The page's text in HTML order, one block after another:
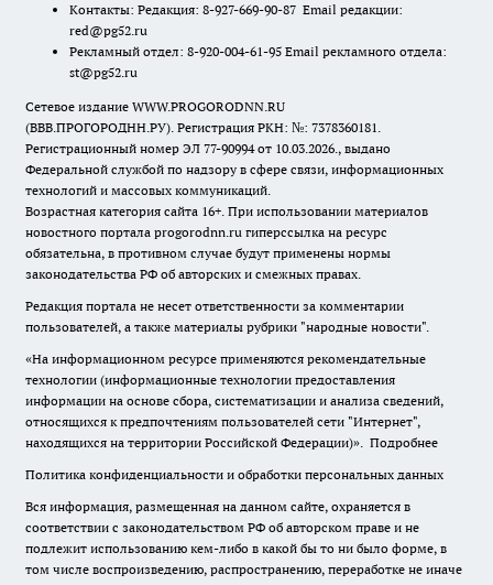
Контакты: Редакция: 8-927-669-90-87 Email редакции:
red@pg52.ru
Рекламный отдел: 8-920-004-61-95 Email рекламного отдела:
st@pg52.ru
Сетевое издание WWW.PROGORODNN.RU
(ВВВ.ПРОГОРОДНН.РУ). Регистрация РКН: №: 7378360181.
Регистрационный номер ЭЛ 77-90994 от 10.03.2026., выдано
Федеральной службой по надзору в сфере связи, информационных
технологий и массовых коммуникаций.
Возрастная категория сайта 16+. При использовании материалов
новостного портала progorodnn.ru гиперссылка на ресурс
обязательна, в противном случае будут применены нормы
законодательства РФ об авторских и смежных правах.
Редакция портала не несет ответственности за комментарии
пользователей, а также материалы рубрики "народные новости".
«На информационном ресурсе применяются рекомендательные
технологии (информационные технологии предоставления
информации на основе сбора, систематизации и анализа сведений,
относящихся к предпочтениям пользователей сети "Интернет",
находящихся на территории Российской Федерации)». Подробнее
Политика конфиденциальности и обработки персональных данных
Вся информация, размещенная на данном сайте, охраняется в
соответствии с законодательством РФ об авторском праве и не
подлежит использованию кем-либо в какой бы то ни было форме, в
том числе воспроизведению, распространению, переработке не иначе